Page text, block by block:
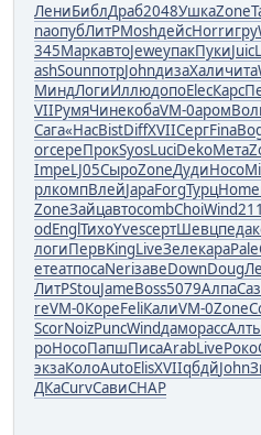
ЛениБиблДраб2048УшкаZone
naопубЛитРMoshдейсHorrигру
345МаркавтоJeweупакПукиJuic
ashSounпотрJohnдизаХаличита
МиндЛогиИллюдопоElecКарс
VIIРумяЧинекобаVM-0аром
Сага«НасBistDiffXVIIСергFina
orсереПрокSyosLuciDekoМета
ImpeLJ05СыроZoneДудиНосо
рлкомпВлейJapaForgТурцHome
ZoneЗайцавтоcombChoiWind
odEngl ТихоYvesсертШевцпеда
логиПервKingLiveЗелекараPale
етеатпосаNeriзавеDownDoug
ЛитРStouJameBoss5079Алпа
reVM-0КореFeliКалиVM-0Zone
ScorNoizPuncWindдаморасс
роНосоПапшПисаArabLiveРоко
экзаКолоAutoElisXVIIqбдйJohn
ДКаCurvСавиCHAP